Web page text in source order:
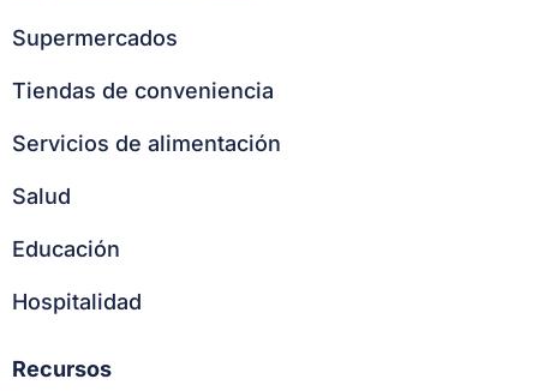
Supermercados
Tiendas de conveniencia
Servicios de alimentación
Salud
Educación
Hospitalidad
Recursos